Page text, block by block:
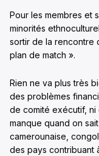
Pour les membres et
minorités
sortir de la rencontre
plan de match ».
Rien ne va plus très
des problèmes
de comité exécutif, ni
manque quand on
camerounaise,
des pays contribuant